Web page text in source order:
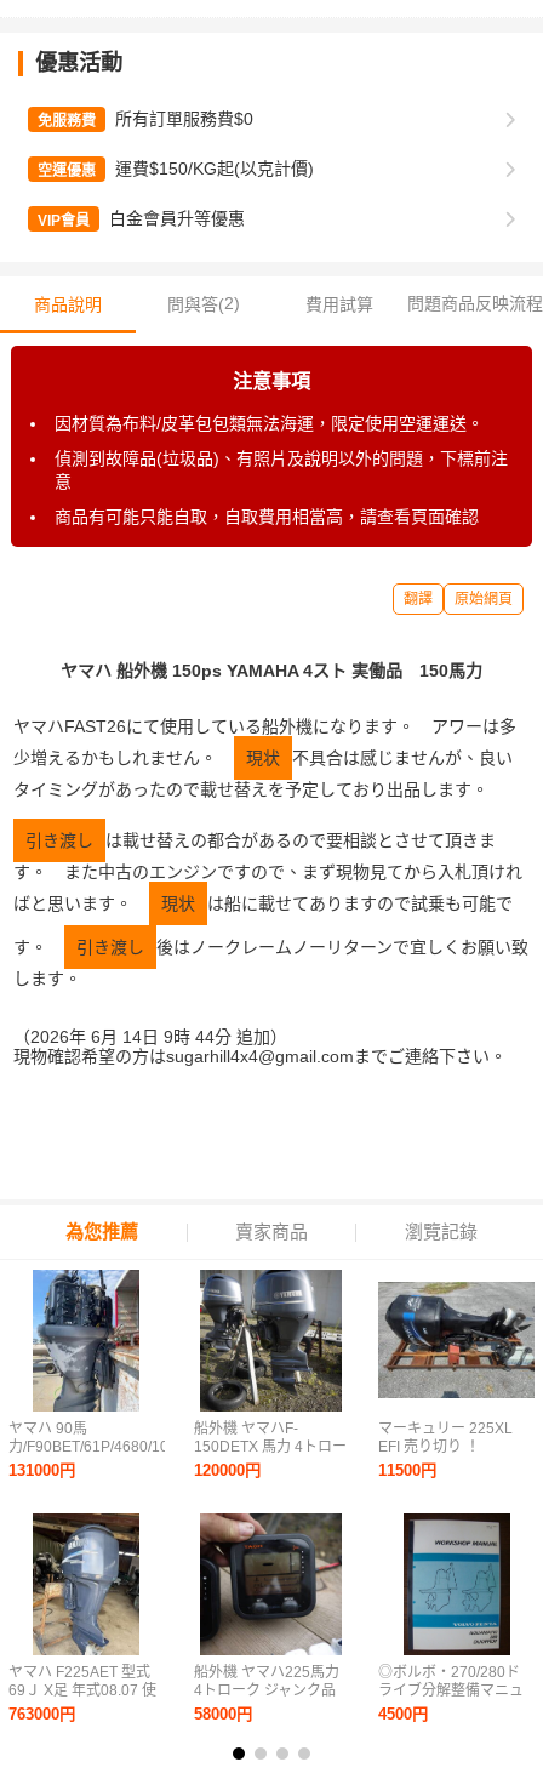
優惠活動
免服務費 所有訂單服務費$0
空運優惠 運費$150/KG起(以克計價)
VIP會員 白金會員升等優惠
商品說明 問與答(2) 費用試算 問題商品反映流程
注意事項
因材質為布料/皮革包包類無法海運，限定使用空運運送。
偵測到故障品(垃圾品)、有照片及說明以外的問題，下標前注
意
商品有可能只能自取，自取費用相當高，請查看頁面確認
翻譯 原始網頁
ヤマハ 船外機 150ps YAMAHA 4スト 実働品 150馬力
ヤマハFAST26にて使用している船外機になります。 アワーは多
少増えるかもしれません。
現状
不具合は感じませんが、良い
タイミングがあったので載せ替えを予定しており出品します。
引き渡し
は載せ替えの都合があるので要相談とさせて頂きま
す。 また中古のエンジンですので、まず現物見てから入札頂けれ
ばと思います。
現状 は船に載せてありますので試乗も可能で
す。 引き渡し
後はノークレームノーリターンで宜しくお願い致
します。
（2026年 6月 14日 9時 44分 追加）
現物確認希望の方はsugarhill4x4@gmail.comまでご連絡下さい。
為您推薦 賣家商品 瀏覽記錄
ヤマハ 90馬
力/F90BET/61P/4680/1016287/X/2005
年モデル
131000円
ヤマハ F225AET 型式
69Ｊ X足 年式08.07 使
用時間約1150H
763000円
船外機 ヤマハF-
150DETX 馬力 4トロー
ク 中古品
120000円
船外機 ヤマハ225馬力
4トローク ジャンク品
メーター関係一式
58000円
マーキュリー 225XL
EFI 売り切り ！
11500円
◎ボルボ・270/280ド
ライブ分解整備マニュ
アル＝日本語版＄
4500円